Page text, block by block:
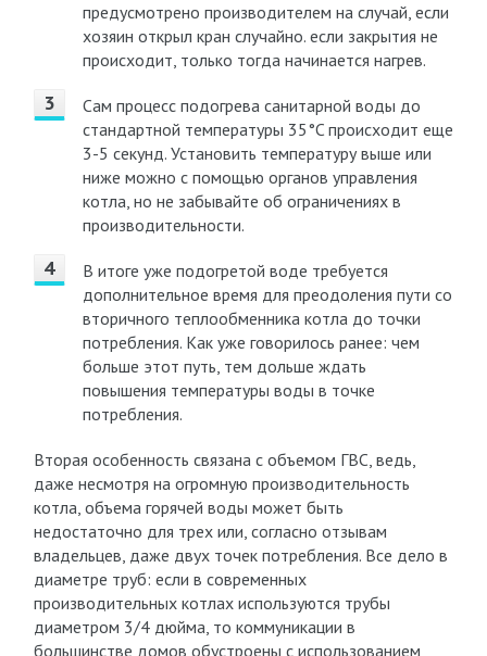
предусмотрено производителем на случай, если
хозяин открыл кран случайно. если закрытия не
происходит, только тогда начинается нагрев.
Сам процесс подогрева санитарной воды до
стандартной температуры 35°C происходит еще
3-5 секунд. Установить температуру выше или
ниже можно с помощью органов управления
котла, но не забывайте об ограничениях в
производительности.
В итоге уже подогретой воде требуется
дополнительное время для преодоления пути со
вторичного теплообменника котла до точки
потребления. Как уже говорилось ранее: чем
больше этот путь, тем дольше ждать
повышения температуры воды в точке
потребления.
Вторая особенность связана с объемом ГВС, ведь,
даже несмотря на огромную производительность
котла, объема горячей воды может быть
недостаточно для трех или, согласно отзывам
владельцев, даже двух точек потребления. Все дело в
диаметре труб: если в современных
производительных котлах используются трубы
диаметром 3/4 дюйма, то коммуникации в
большинстве домов обустроены с использованием